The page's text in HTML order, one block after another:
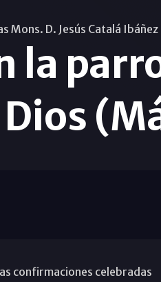
Mons. D. Jesús Catalá Ibáñez
la
confirmaciones celebradas